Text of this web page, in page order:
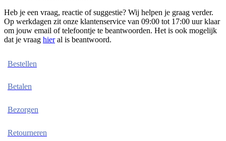
Heb je een vraag, reactie of suggestie? Wij helpen je graag verder.
Op werkdagen zit onze klantenservice van 09:00 tot 17:00 uur klaar
om jouw email of telefoontje te beantwoorden. Het is ook mogelijk
dat je vraag hieral is beantwoord.
Bestellen
Betalen
Bezorgen
Retourneren